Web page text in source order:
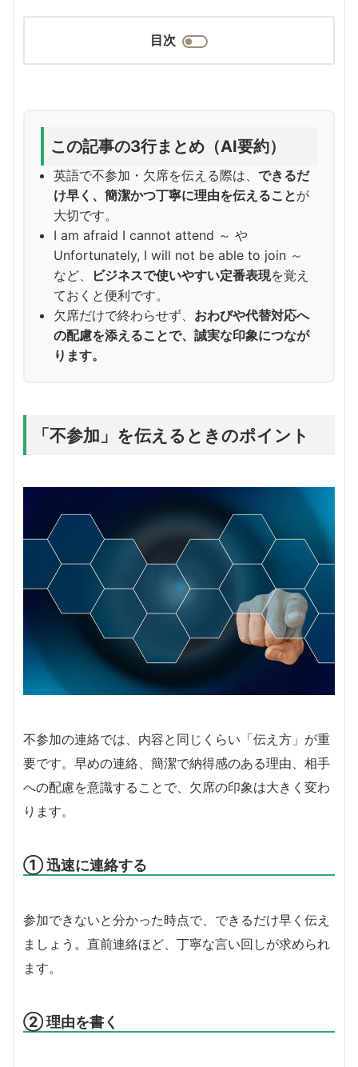
目次
この記事の3行まとめ（AI要約）
英語で不参加・欠席を伝える際は、 できるだ
け早く、簡潔かつ丁寧に理由を伝えることが
大切です。
I am afraid I cannot attend ～ や
Unfortunately, I will not be able to join ～
など、
ビジネスで使いやすい定番表現を覚え
ておくと便利です。
欠席だけで終わらせず、 おわびや代替対応へ
の配慮を添えることで、誠実な印象につなが
ります。
「不参加」を伝えるときのポイント
不参加の連絡では、内容と同じくらい「伝え方」が重
要です。早めの連絡、簡潔で納得感のある理由、相手
への配慮を意識することで、欠席の印象は大きく変わ
ります。
① 迅速に連絡する
参加できないと分かった時点で、できるだけ早く伝え
ましょう。直前連絡ほど、丁寧な言い回しが求められ
ます。
② 理由を書く